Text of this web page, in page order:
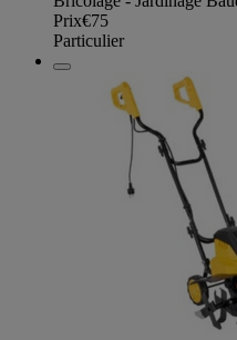
Prix€75
Particulier